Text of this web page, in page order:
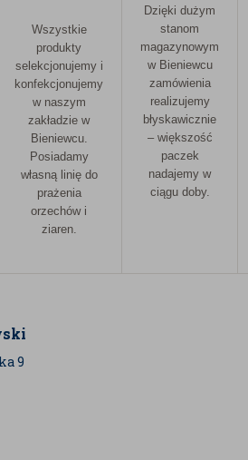
Wszystkie
produkty
selekcjonujemy i
konfekcjonujemy
w naszym
zakładzie w
Bieniewcu.
Posiadamy
własną linię do
prażenia
orzechów i
ziaren.
Dzięki dużym
stanom
magazynowym
w Bieniewcu
zamówienia
realizujemy
błyskawicznie
– większość
paczek
nadajemy w
ciągu doby.
9